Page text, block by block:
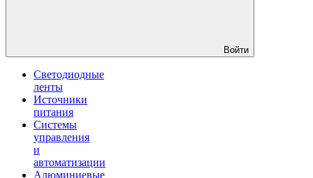
Войти
Светодиодные
ленты
Источники
питания
Системы
управления
и
автоматизации
Алюминиевые